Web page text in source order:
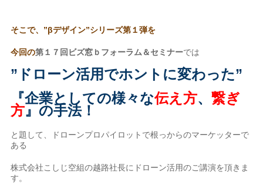
そこで、”βデザイン”シリーズ第１弾を
今回の第１７回ビズ窓ｂフォーラム＆セミナーでは
”ドローン活用でホントに変わった”
『企業としての様々な伝え方、繋ぎ
方』の手法！
と題して、ドローンプロパイロットで根っからのマーケッターで
ある
株式会社こしじ空組の越路社長にドローン活用のご講演を頂きま
す。